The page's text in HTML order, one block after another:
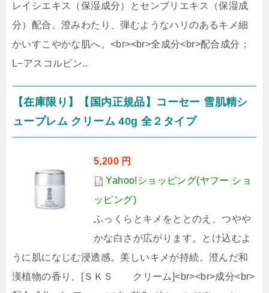
レイシエキス（保湿成分）とセンブリエキス（保湿成
分）配合。澄みわたり、弾むようなハリのあるキメ細
かいすこやかな肌へ。<br><br>全成分<br>配合成分；
L−アスコルビン..
【在庫限り】【国内正規品】コーセー 雪肌精シ
ュープレム クリーム 40g 全２タイプ
5,200 円
Yahoo!ショッピング(ヤフー ショ
ッピング)
ふっくらとキメをととのえ、つやや
かな白さが広がります。とけ込むよ
うに肌になじむ浸透感。美しいキメが持続。澄んだ和
漢植物の香り。[ＳＫＳ クリーム]<br><br>成分<br>